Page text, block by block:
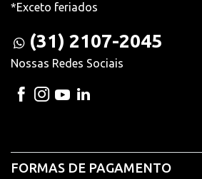
*Exceto feriados
(31) 2107-2045
Nossas Redes Sociais
FORMAS DE PAGAMENTO